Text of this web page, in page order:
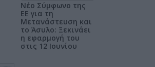
Νέο Σύμφωνο της
ΕΕ για τη
Μετανάστευση και
το Άσυλο: Ξεκινάει
η εφαρμογή του
στις 12 Ιουνίου